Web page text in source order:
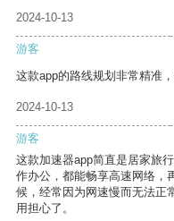
2024-10-13
游客
这款app的路线规划非常精准
2024-10-13
游客
这款加速器app简直是居家旅
作办公，都能畅享高速网络，
候，经常因为网速慢而无法正
用担心了。